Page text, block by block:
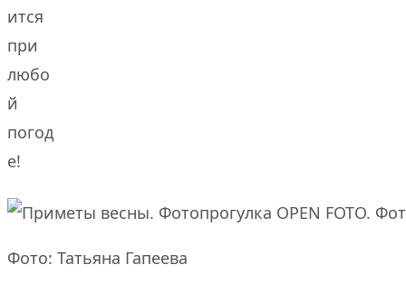
ится
при
любо
й
погод
е!
Фото: Татьяна Гапеева